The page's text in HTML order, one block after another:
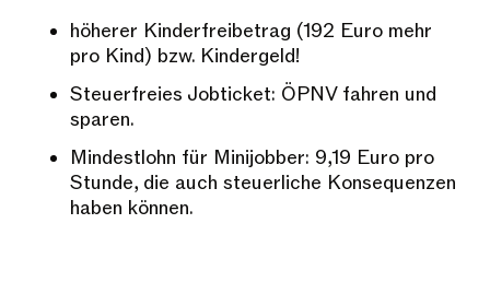
höherer Kinderfreibetrag (192 Euro mehr
pro Kind) bzw. Kindergeld!
Steuerfreies Jobticket: ÖPNV fahren und
sparen.
Mindestlohn für Minijobber: 9,19 Euro pro
Stunde, die auch steuerliche Konsequenzen
haben können.